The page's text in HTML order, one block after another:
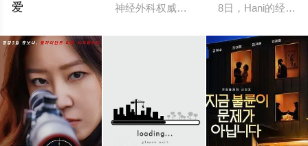
爱
神经外科权威姜泰柱（南宫珉 饰）因为
8日，Hani的经纪